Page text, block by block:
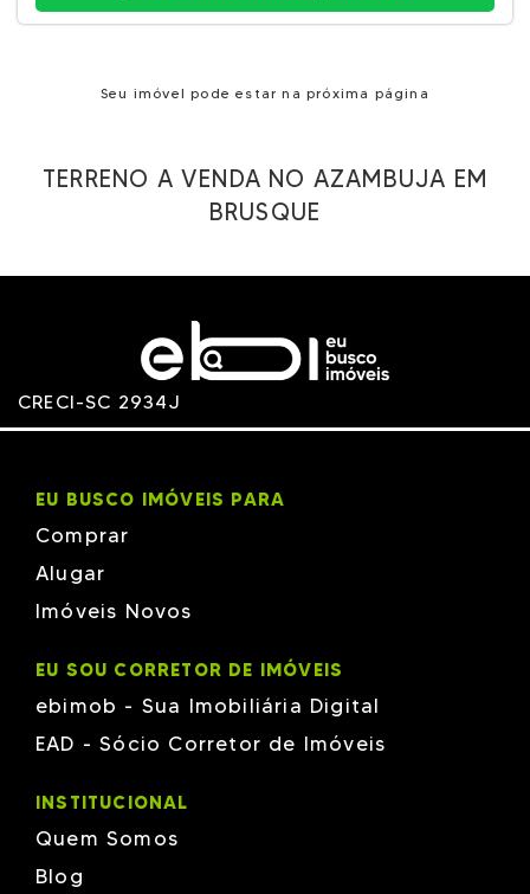
Seu imóvel pode estar na próxima página
TERRENO A VENDA NO AZAMBUJA EM
BRUSQUE
CRECI-SC 2934J
EU BUSCO IMÓVEIS PARA
Comprar
Alugar
Imóveis Novos
EU SOU CORRETOR DE IMÓVEIS
ebimob - Sua Imobiliária Digital
EAD - Sócio Corretor de Imóveis
INSTITUCIONAL
Quem Somos
Blog